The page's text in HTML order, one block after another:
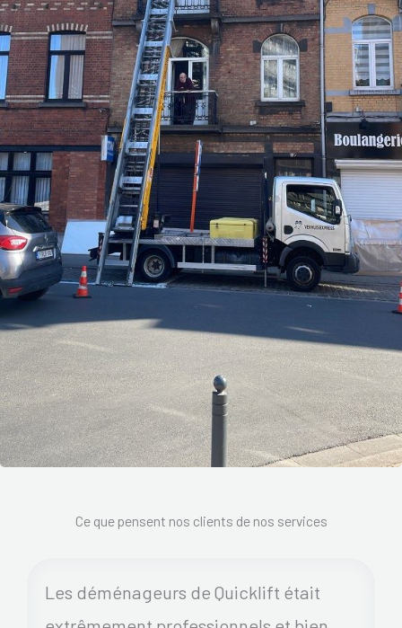
Ce que pensent nos clients de nos services
Les déménageurs de Quicklift était